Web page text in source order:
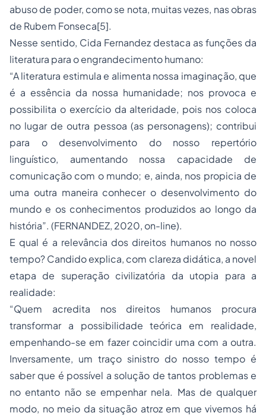
abuso de poder, como se nota, muitas vezes, nas obras
de Rubem Fonseca[5].
Nesse sentido, Cida Fernandez destaca as funções da
literatura para o engrandecimento humano:
“A literatura estimula e alimenta nossa imaginação, que
é a essência da nossa humanidade; nos provoca e
possibilita o exercício da alteridade, pois nos coloca
no lugar de outra pessoa (as personagens); contribui
para o desenvolvimento do nosso repertório
linguístico, aumentando nossa capacidade de
comunicação com o mundo; e, ainda, nos propicia de
uma outra maneira conhecer o desenvolvimento do
mundo e os conhecimentos produzidos ao longo da
história”. (FERNANDEZ, 2020, on-line).
E qual é a relevância dos direitos humanos no nosso
tempo? Candido explica, com clareza didática, a novel
etapa de superação civilizatória da utopia para a
realidade:
“Quem acredita nos direitos humanos procura
transformar a possibilidade teórica em realidade,
empenhando-se em fazer coincidir uma com a outra.
Inversamente, um traço sinistro do nosso tempo é
saber que é possível a solução de tantos problemas e
no entanto não se empenhar nela. Mas de qualquer
modo, no meio da situação atroz em que vivemos há